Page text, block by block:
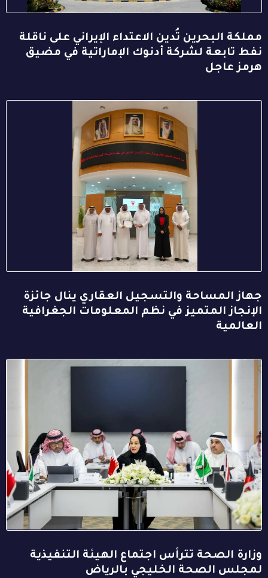
مملكة البحرين تُدين الاعتداء الإيراني على ناقلة
نفط تابعة لشركة أدنوك الإماراتية في مضيق
هرمز عاجل
جهاز المساحة والتسجيل العقاري ينال جائزة
الإنجاز المتميز في نظم المعلومات الجغرافية
العالمية
وزارة الصحة تترأس اجتماع الهيئة التنفيذية
لمجلس الصحة الخليجي بالرياض